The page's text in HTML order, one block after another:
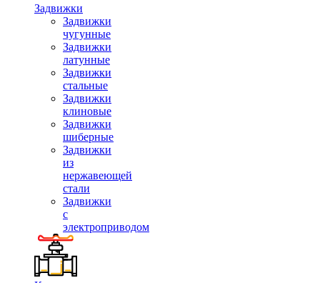
Задвижки
Задвижки
чугунные
Задвижки
латунные
Задвижки
стальные
Задвижки
клиновые
Задвижки
шиберные
Задвижки
из
нержавеющей
стали
Задвижки
с
электроприводом